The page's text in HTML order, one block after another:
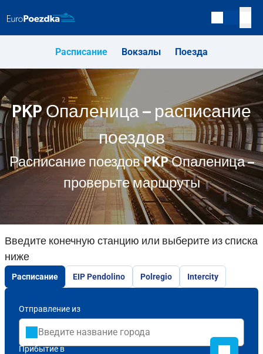
Расписание Вокзалы Поезда
PKP Опаленица – расписание
поездов
Расписание поездов PKP Опаленица –
проверьте маршруты
Введите конечную станцию или выберите из списка
ниже
Расписание EIP Pendolino Polregio Intercity
Отправление из
Прибытие в